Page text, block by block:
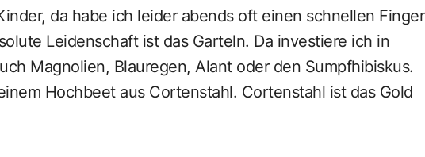
da habe ich leider abends oft einen schnellen Finger
Leidenschaft ist das Garteln. Da investiere ich in
Magnolien, Blauregen, Alant oder den Sumpfhibiskus.
Hochbeet aus Cortenstahl. Cortenstahl ist das Gold